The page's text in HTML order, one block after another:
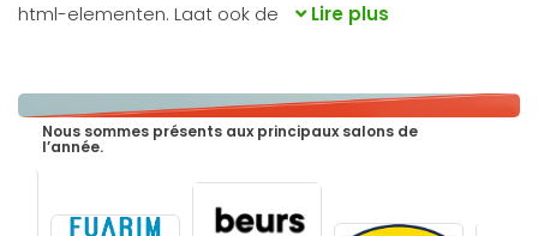
html-elementen. Laat ook de
Lire plus
Nous sommes présents aux principaux salons de
l’année.